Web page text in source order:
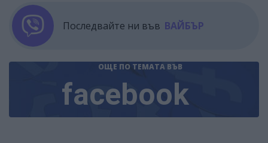
Последвайте ни във ВАЙБЪР
ОЩЕ ПО ТЕМАТА ВЪВ
facebook